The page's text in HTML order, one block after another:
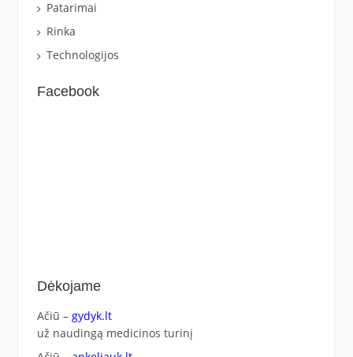
Patarimai
Rinka
Technologijos
Facebook
Dėkojame
Ačiū – gydyk.lt
už naudingą medicinos turinį